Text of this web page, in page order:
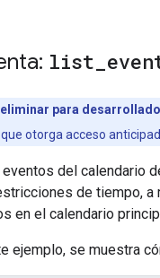
list
para
que otorga acceso
eventos del calendario
de tiempo,
en el calendario
ejemplo, se muestra